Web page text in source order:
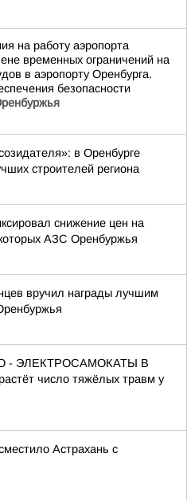
на работу аэропорта
временных ограничений на
в аэропорту Оренбурга.
безопасности
в Оренбурге
строителей региона
снижение цен на
АЗС Оренбуржья
вручил награды лучшим
- ЭЛЕКТРОСАМОКАТЫ В
число тяжёлых травм у
Астрахань с